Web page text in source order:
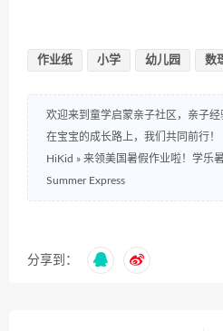
作业纸 小学 幼儿园 数
欢迎来到童学启蒙亲子社区，亲子
在宝宝的成长路上，我们共同前行！
HiKid » 来领美国暑假作业啦！学乐
Summer Express
分享到：